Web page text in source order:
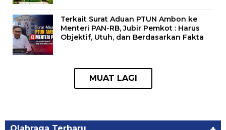
Terkait Surat Aduan PTUN Ambon ke
Menteri PAN-RB, Jubir Pemkot : Harus
Objektif, Utuh, dan Berdasarkan Fakta